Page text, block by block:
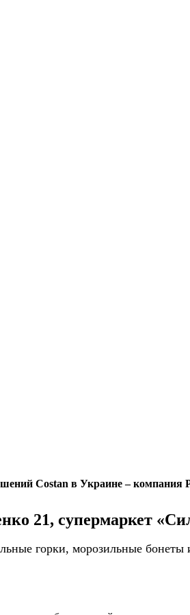
Costan в Украине – компания
21, супермаркет
горки, морозильные